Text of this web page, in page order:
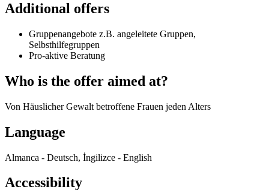
Additional offers
Gruppenangebote z.B. angeleitete Gruppen,
Selbsthilfegruppen
Pro-aktive Beratung
Who is the offer aimed at?
Von Häuslicher Gewalt betroffene Frauen jeden Alters
Language
Almanca - Deutsch, İngilizce - English
Accessibility